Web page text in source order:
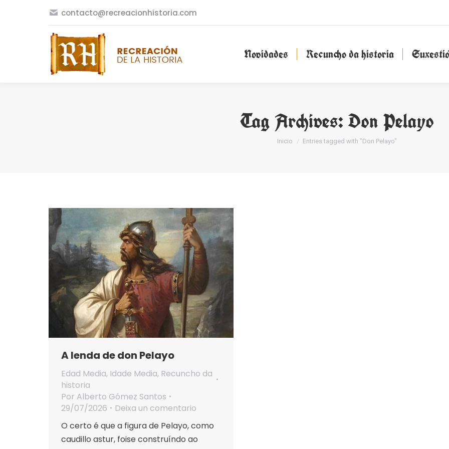
contacto@recreacionhistoria.com
Novidades Recuncho da historia
Tag Archives:Don Pelayo
You are here:
Inicio Entries tagged with "Don Pelayo"
A lenda de don Pelayo
Edad Media, Idade Media, Recuncho da
historia
Por Alberto Gómez Santos
29/07/2026
Deixa un comentario
O certo é que a figura de Pelayo, como
caudillo astur, foise construíndo ao
Novidades Recuncho da historia